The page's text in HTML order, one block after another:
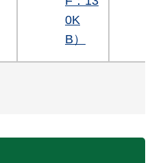
0K
B）